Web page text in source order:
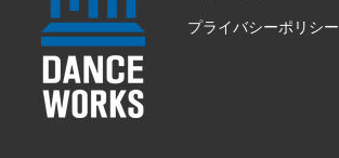
プライバシーポリシー